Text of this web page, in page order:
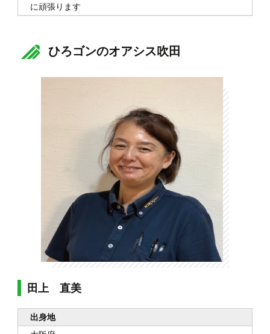
に頑張ります
ひろゴンのオアシス吹田
田上 直美
出身地